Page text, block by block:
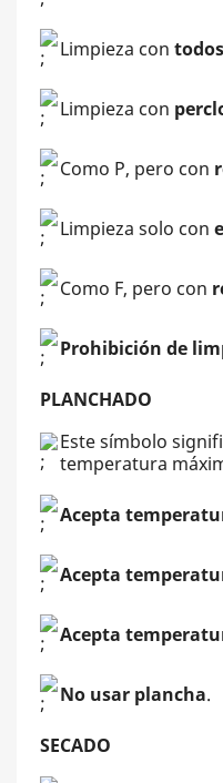
Limpieza con todos
Limpieza con
Como P, pero con
Limpieza solo con
Como F, pero con
Prohibición de
PLANCHADO
Este símbolo
temperatura
Acepta
Acepta
Acepta
No usar plancha.
SECADO